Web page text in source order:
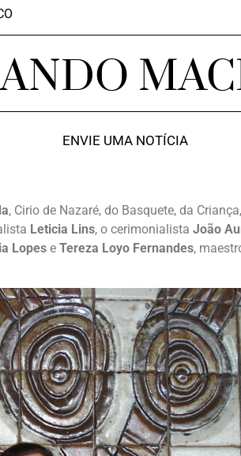
ENVIE UMA NOTÍCIA
, Cirio de Nazaré, do Basquete, da
Leticia Lins, o cerimonialista João
Lopes e Tereza Loyo Fernandes,